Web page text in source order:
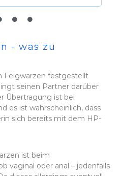
- was zu
Feigwarzen festgestellt
seinen Partner darüber
Übertragung ist bei
es ist wahrscheinlich, dass
sich bereits mit dem HP-
ist beim
vaginal oder anal – jedenfalls